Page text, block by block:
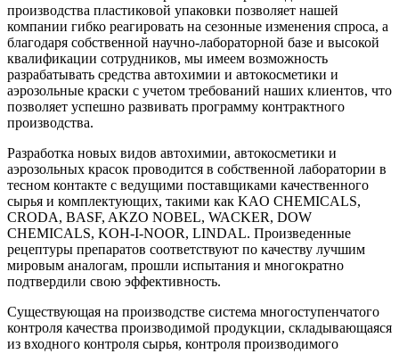
производства пластиковой упаковки позволяет нашей
компании гибко реагировать на сезонные изменения спроса, а
благодаря собственной научно-лабораторной базе и высокой
квалификации сотрудников, мы имеем возможность
разрабатывать средства автохимии и автокосметики и
аэрозольные краски с учетом требований наших клиентов, что
позволяет успешно развивать программу контрактного
производства.
Разработка новых видов автохимии, автокосметики и
аэрозольных красок проводится в собственной лаборатории в
тесном контакте с ведущими поставщиками качественного
сырья и комплектующих, такими как KAO CHEMICALS,
CRODA, BASF, AKZO NOBEL, WACKER, DOW
CHEMICALS, KOH-I-NOOR, LINDAL. Произведенные
рецептуры препаратов соответствуют по качеству лучшим
мировым аналогам, прошли испытания и многократно
подтвердили свою эффективность.
Существующая на производстве система многоступенчатого
контроля качества производимой продукции, складывающаяся
из входного контроля сырья, контроля производимого